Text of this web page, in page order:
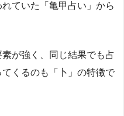
ていた「亀甲占い」から
が強く、同じ結果でも占
くるのも「卜」の特徴で